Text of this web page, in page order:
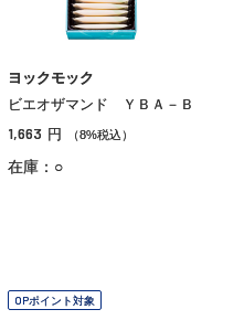
ヨックモック
ビエオザマンド ＹＢＡ－Ｂ
1,663 円 （8%税込）
在庫：○
OPポイント対象